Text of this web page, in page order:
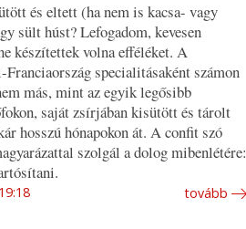
és eltett (ha nem is kacsa- vagy
sült húst? Lefogadom, kevesen
készítettek volna efféléket. A
specialitásaként számon
más, mint az egyik legősibb
saját zsírjában kisütött és tárolt
hosszú hónapokon át. A confit szó
szolgál a dolog mibenlétére:
tovább